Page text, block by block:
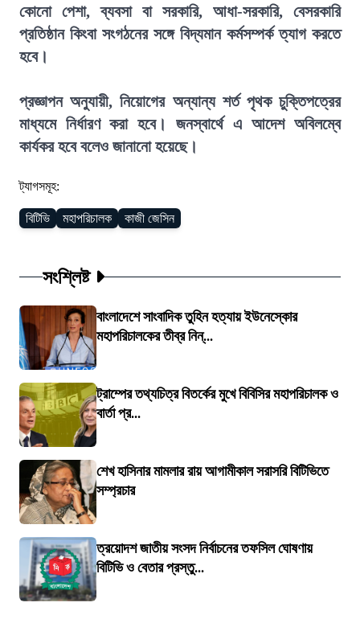
কোনো পেশা, ব্যবসা বা সরকারি, আধা-সরকারি, বেসরকারি
প্রতিষ্ঠান কিংবা সংগঠনের সঙ্গে বিদ্যমান কর্মসম্পর্ক ত্যাগ করতে
হবে।
প্রজ্ঞাপন অনুযায়ী, নিয়োগের অন্যান্য শর্ত পৃথক চুক্তিপত্রের
মাধ্যমে নির্ধারণ করা হবে। জনস্বার্থে এ আদেশ অবিলম্বে
কার্যকর হবে বলেও জানানো হয়েছে।
ট্যাগসমূহ:
বিটিভি মহাপরিচালক কাজী জেসিন
সংশ্লিষ্ট
বাংলাদেশে সাংবাদিক তুহিন হত্যায় ইউনেস্কোর
মহাপরিচালকের তীব্র নিন্...
ট্রাম্পের তথ্যচিত্র বিতর্কের মুখে বিবিসির মহাপরিচালক ও
বার্তা প্র...
শেখ হাসিনার মামলার রায় আগামীকাল সরাসরি বিটিভিতে
সম্প্রচার
ত্রয়োদশ জাতীয় সংসদ নির্বাচনের তফসিল ঘোষণায়
বিটিভি ও বেতার প্রস্তু...